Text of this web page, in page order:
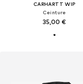
CARHARTT WIP
Ceinture
35,00 €